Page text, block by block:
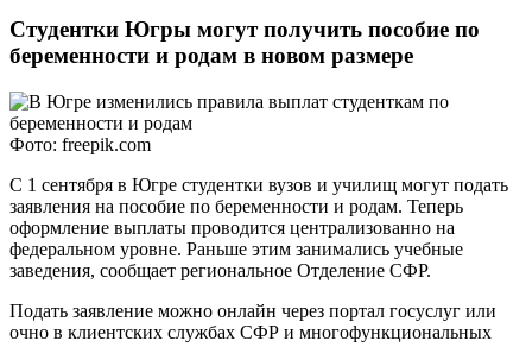
Студентки Югры могут получить пособие по
беременности и родам в новом размере
Фото: freepik.com
С 1 сентября в Югре студентки вузов и училищ могут подать
заявления на пособие по беременности и родам. Теперь
оформление выплаты проводится централизованно на
федеральном уровне. Раньше этим занимались учебные
заведения, сообщает региональное Отделение СФР.
Подать заявление можно онлайн через портал госуслуг или
очно в клиентских службах СФР и многофункциональных